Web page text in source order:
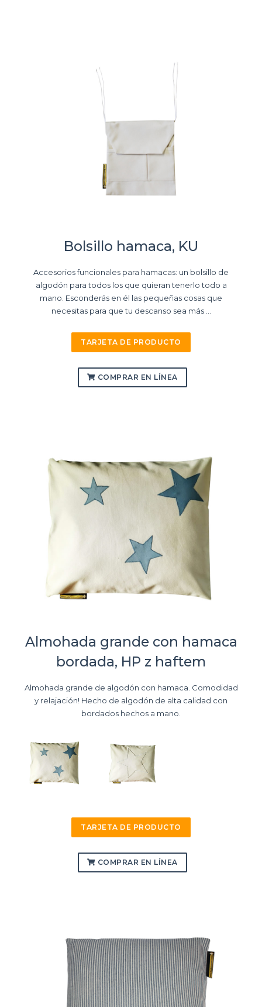
Bolsillo hamaca, KU
Accesorios funcionales para hamacas: un bolsillo de
algodón para todos los que quieran tenerlo todo a
mano. Esconderás en él las pequeñas cosas que
necesitas para que tu descanso sea más ...
TARJETA DE PRODUCTO
COMPRAR EN LÍNEA
Almohada grande con hamaca
bordada, HP z haftem
Almohada grande de algodón con hamaca. Comodidad
y relajación! Hecho de algodón de alta calidad con
bordados hechos a mano.
TARJETA DE PRODUCTO
COMPRAR EN LÍNEA